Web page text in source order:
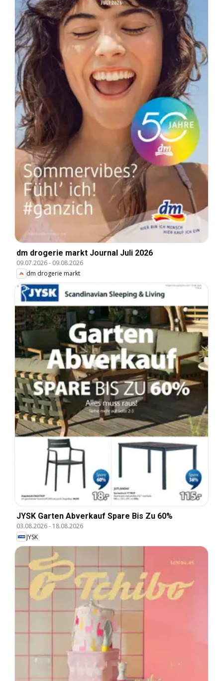
dm drogerie markt Journal Juli 2026
09.07.2026- 09.08.2026
dm drogerie markt
JYSK Garten Abverkauf Spare Bis Zu 60%
03.08.2026- 18.08.2026
JYSK